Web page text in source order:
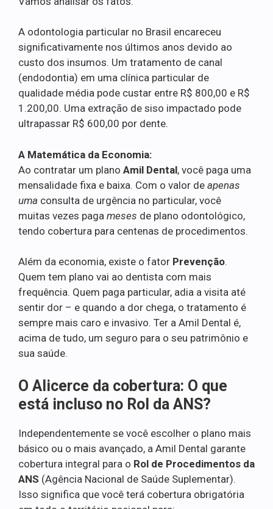
A odontologia particular no Brasil encareceu
significativamente nos últimos anos devido ao
custo dos insumos. Um tratamento de canal
(endodontia) em uma clínica particular de
qualidade média pode custar entre R$ 800,00 e R$
1.200,00. Uma extração de siso impactado pode
ultrapassar R$ 600,00 por dente.
A Matemática da Economia:
Ao contratar um plano Amil Dental, você paga uma
mensalidade fixa e baixa. Com o valor de apenas
uma consulta de urgência no particular, você
muitas vezes paga meses de plano odontológico,
tendo cobertura para centenas de procedimentos.
Além da economia, existe o fator Prevenção.
Quem tem plano vai ao dentista com mais
frequência. Quem paga particular, adia a visita até
sentir dor – e quando a dor chega, o tratamento é
sempre mais caro e invasivo. Ter a Amil Dental é,
acima de tudo, um seguro para o seu patrimônio e
sua saúde.
O Alicerce da cobertura: O que
está incluso no Rol da ANS?
Independentemente se você escolher o plano mais
básico ou o mais avançado, a Amil Dental garante
cobertura integral para o Rol de Procedimentos da
ANS (Agência Nacional de Saúde Suplementar).
Isso significa que você terá cobertura obrigatória